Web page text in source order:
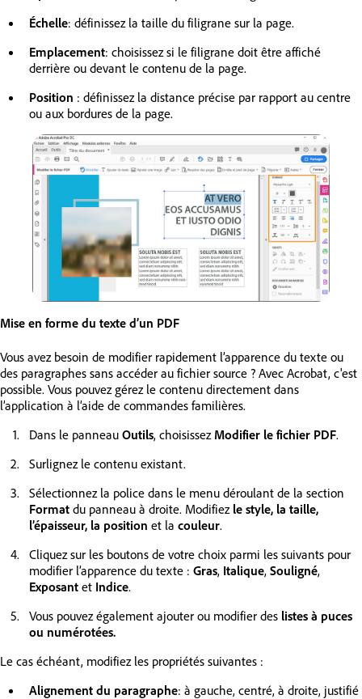
Échelle: définissez la taille du filigrane sur la page.
Emplacement: choisissez si le filigrane doit être affiché
derrière ou devant le contenu de la page.
Position : définissez la distance précise par rapport au centre
ou aux bordures de la page.
Mise en forme du texte d’un PDF
Vous avez besoin de modifier rapidement l’apparence du texte ou
des paragraphes sans accéder au fichier source ? Avec Acrobat, c'est
possible. Vous pouvez gérez le contenu directement dans
l’application à l’aide de commandes familières.
Dans le panneau Outils, choisissez Modifier le fichier PDF.
Surlignez le contenu existant.
Sélectionnez la police dans le menu déroulant de la section
Format du panneau à droite. Modifiez le style, la taille,
l’épaisseur, la position et la couleur.
Cliquez sur les boutons de votre choix parmi les suivants pour
modifier l’apparence du texte : Gras, Italique, Souligné,
Exposant et Indice.
Vous pouvez également ajouter ou modifier des listes à puces
ou numérotées.
Le cas échéant, modifiez les propriétés suivantes :
Alignement du paragraphe: à gauche, centré, à droite, justifié